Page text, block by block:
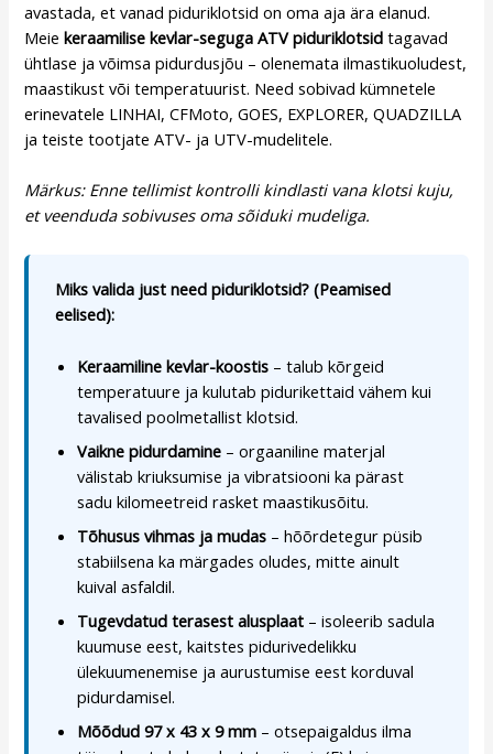
avastada, et vanad piduriklotsid on oma aja ära elanud.
Meiekeraamilise kevlar-seguga ATV piduriklotsid tagavad
ühtlase ja võimsa pidurdusjõu – olenemata ilmastikuoludest,
maastikust või temperatuurist. Need sobivad kümnetele
erinevatele LINHAI, CFMoto, GOES, EXPLORER, QUADZILLA
ja teiste tootjate ATV- ja UTV-mudelitele.
Märkus: Enne tellimist kontrolli kindlasti vana klotsi kuju,
et veenduda sobivuses oma sõiduki mudeliga.
Miks valida just need piduriklotsid? (Peamised
eelised):
Keraamiline kevlar-koostis – talub kõrgeid
temperatuure ja kulutab pidurikettaid vähem kui
tavalised poolmetallist klotsid.
Vaikne pidurdamine – orgaaniline materjal
välistab kriuksumise ja vibratsiooni ka pärast
sadu kilomeetreid rasket maastikusõitu.
Tõhusus vihmas ja mudas – hõõrdetegur püsib
stabiilsena ka märgades oludes, mitte ainult
kuival asfaldil.
Tugevdatud terasest alusplaat – isoleerib sadula
kuumuse eest, kaitstes pidurivedelikku
ülekuumenemise ja aurustumise eest korduval
pidurdamisel.
Mõõdud 97 x 43 x 9 mm – otsepaigaldus ilma